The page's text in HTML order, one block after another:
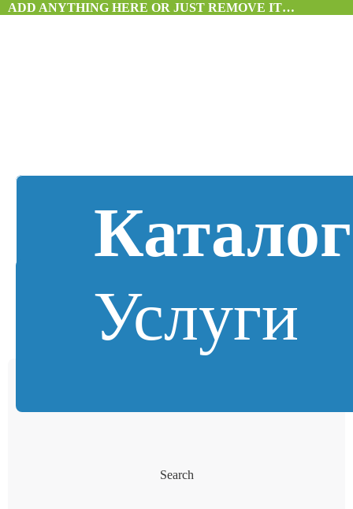
ADD ANYTHING HERE OR JUST REMOVE IT…
Каталог
Услуги
Search